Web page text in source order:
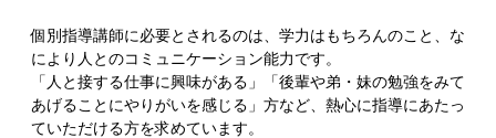
個別指導講師に必要とされるのは、学力はもちろんのこと、な
により人とのコミュニケーション能力です。
「人と接する仕事に興味がある」「後輩や弟・妹の勉強をみて
あげることにやりがいを感じる」方など、熱心に指導にあたっ
ていただける方を求めています。